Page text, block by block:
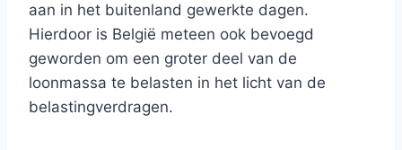
aan in het buitenland gewerkte dagen.
Hierdoor is België meteen ook bevoegd
geworden om een groter deel van de
loonmassa te belasten in het licht van de
belastingverdragen.